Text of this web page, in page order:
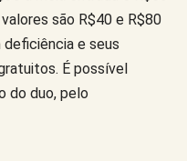
são R$40 e R$80
e seus
É possível
do duo, pelo